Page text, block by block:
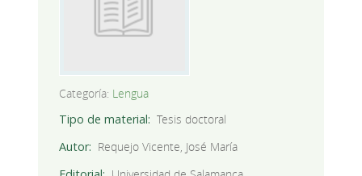
Categoría: Lengua
Tipo de material
Tesis doctoral
Autor
Requejo Vicente, José María